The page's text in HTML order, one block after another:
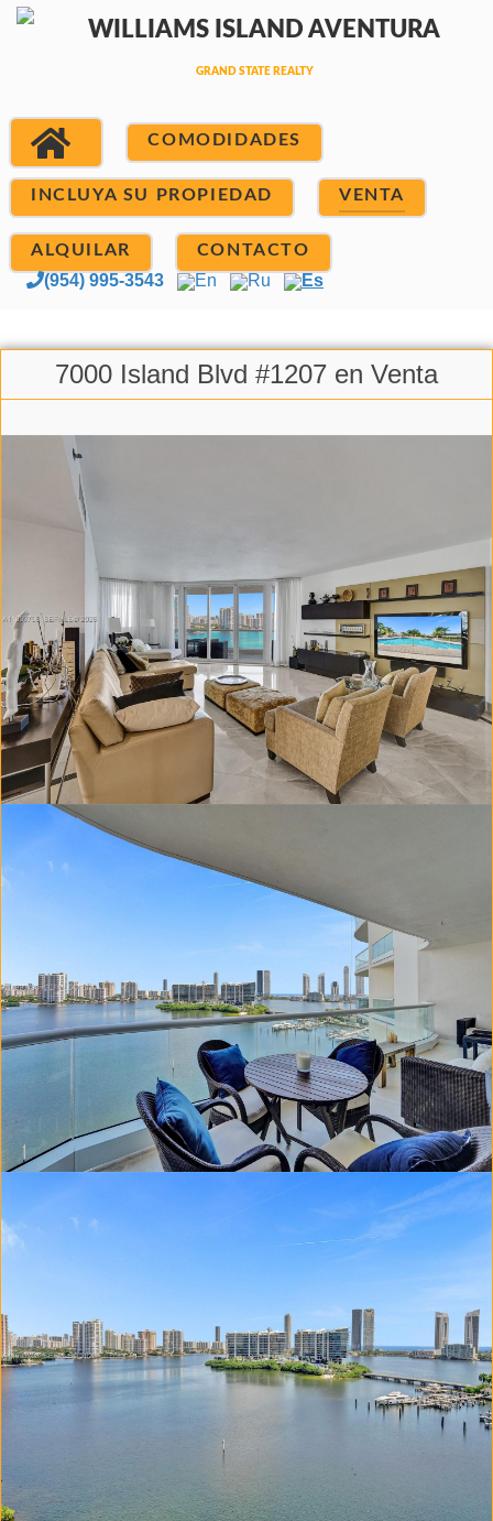
COMODIDADES
INCLUYA SU PROPIEDAD VENTA
ALQUILAR CONTACTO
(954) 995-3543 En Ru Es
7000 Island Blvd #1207 en Venta